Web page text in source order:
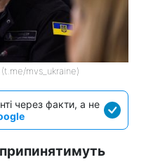
mvs_ukraine)
через факти, а не
припинятимуть